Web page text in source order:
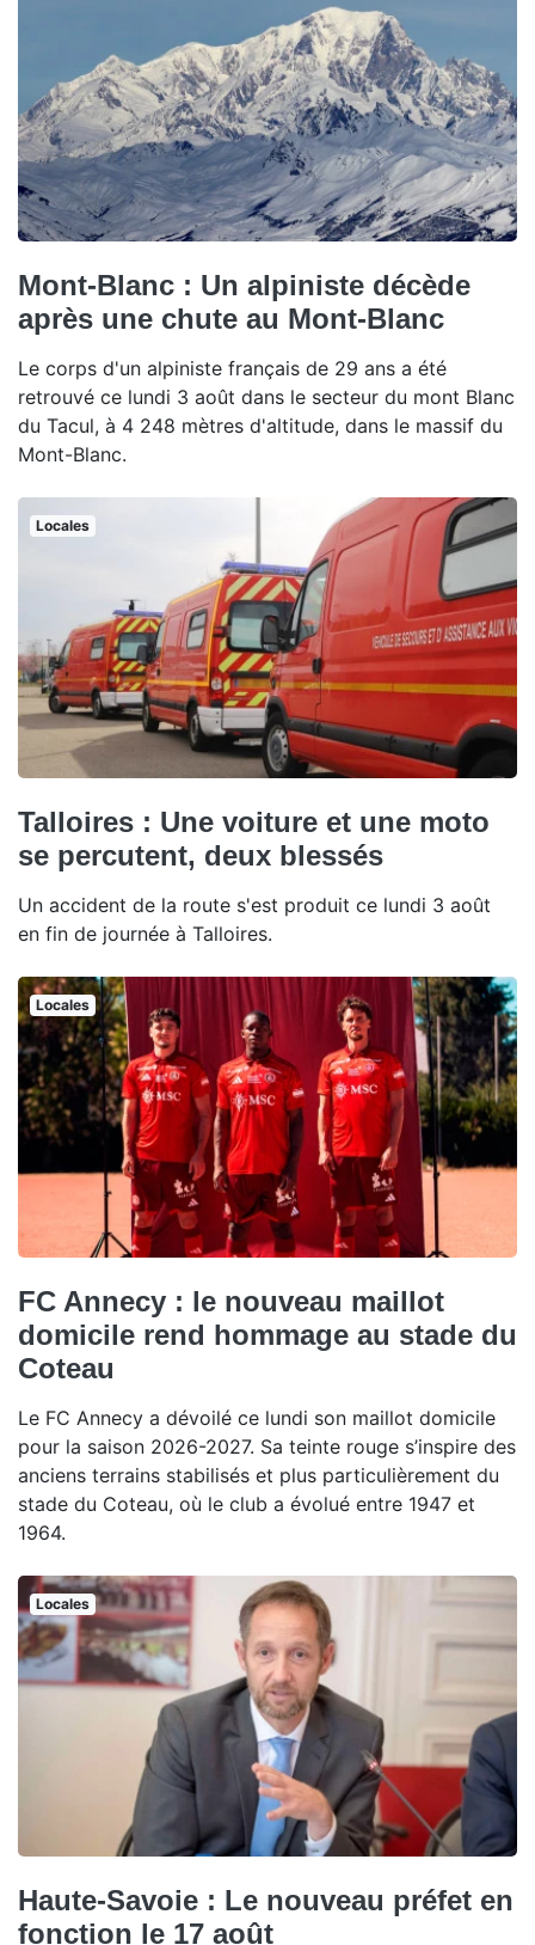
Mont-Blanc : Un alpiniste décède
après une chute au Mont-Blanc
Le corps d'un alpiniste français de 29 ans a été
retrouvé ce lundi 3 août dans le secteur du mont Blanc
du Tacul, à 4 248 mètres d'altitude, dans le massif du
Mont-Blanc.
Locales
Talloires : Une voiture et une moto
se percutent, deux blessés
Un accident de la route s'est produit ce lundi 3 août
en fin de journée à Talloires.
Locales
FC Annecy : le nouveau maillot
domicile rend hommage au stade du
Coteau
Le FC Annecy a dévoilé ce lundi son maillot domicile
pour la saison 2026-2027. Sa teinte rouge s’inspire des
anciens terrains stabilisés et plus particulièrement du
stade du Coteau, où le club a évolué entre 1947 et
1964.
Locales
Haute-Savoie : Le nouveau préfet en
fonction le 17 août